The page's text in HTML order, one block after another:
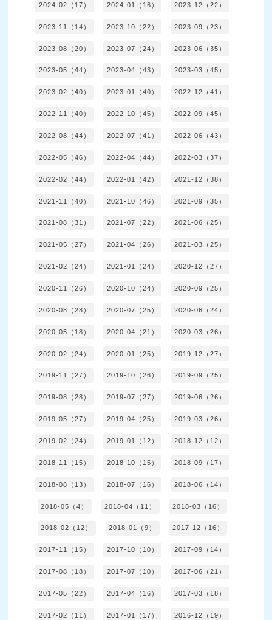
2024-02（17） 2024-01（16） 2023-12（22）
2023-11（14） 2023-10（22） 2023-09（23）
2023-08（20） 2023-07（24） 2023-06（35）
2023-05（44） 2023-04（43） 2023-03（45）
2023-02（40） 2023-01（40） 2022-12（41）
2022-11（40） 2022-10（45） 2022-09（45）
2022-08（44） 2022-07（41） 2022-06（43）
2022-05（46） 2022-04（44） 2022-03（37）
2022-02（44） 2022-01（42） 2021-12（38）
2021-11（40） 2021-10（46） 2021-09（35）
2021-08（31） 2021-07（22） 2021-06（25）
2021-05（27） 2021-04（26） 2021-03（25）
2021-02（24） 2021-01（24） 2020-12（27）
2020-11（26） 2020-10（24） 2020-09（25）
2020-08（28） 2020-07（25） 2020-06（24）
2020-05（18） 2020-04（21） 2020-03（26）
2020-02（24） 2020-01（25） 2019-12（27）
2019-11（27） 2019-10（26） 2019-09（25）
2019-08（28） 2019-07（27） 2019-06（26）
2019-05（27） 2019-04（25） 2019-03（26）
2019-02（24） 2019-01（12） 2018-12（12）
2018-11（15） 2018-10（15） 2018-09（17）
2018-08（13） 2018-07（16） 2018-06（14）
2018-05（4） 2018-04（11） 2018-03（16）
2018-02（12） 2018-01（9） 2017-12（16）
2017-11（15） 2017-10（10） 2017-09（14）
2017-08（18） 2017-07（10） 2017-06（21）
2017-05（22） 2017-04（16） 2017-03（18）
2017-02（11） 2017-01（17） 2016-12（19）